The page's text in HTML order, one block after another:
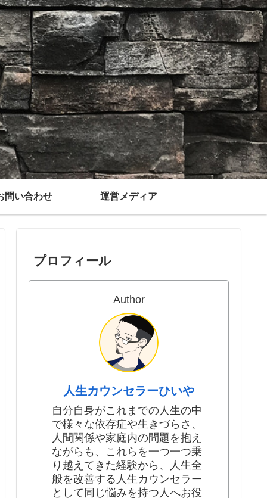
問い合わせ 運営メディア
プロフィール
Author
人生カウンセラーひいや
自分自身がこれまでの人生の中
で様々な依存症や生きづらさ、
人間関係や家庭内の問題を抱え
ながらも、これらを一つ一つ乗
り越えてきた経験から、人生全
般を改善する人生カウンセラー
として同じ悩みを持つ人へお役